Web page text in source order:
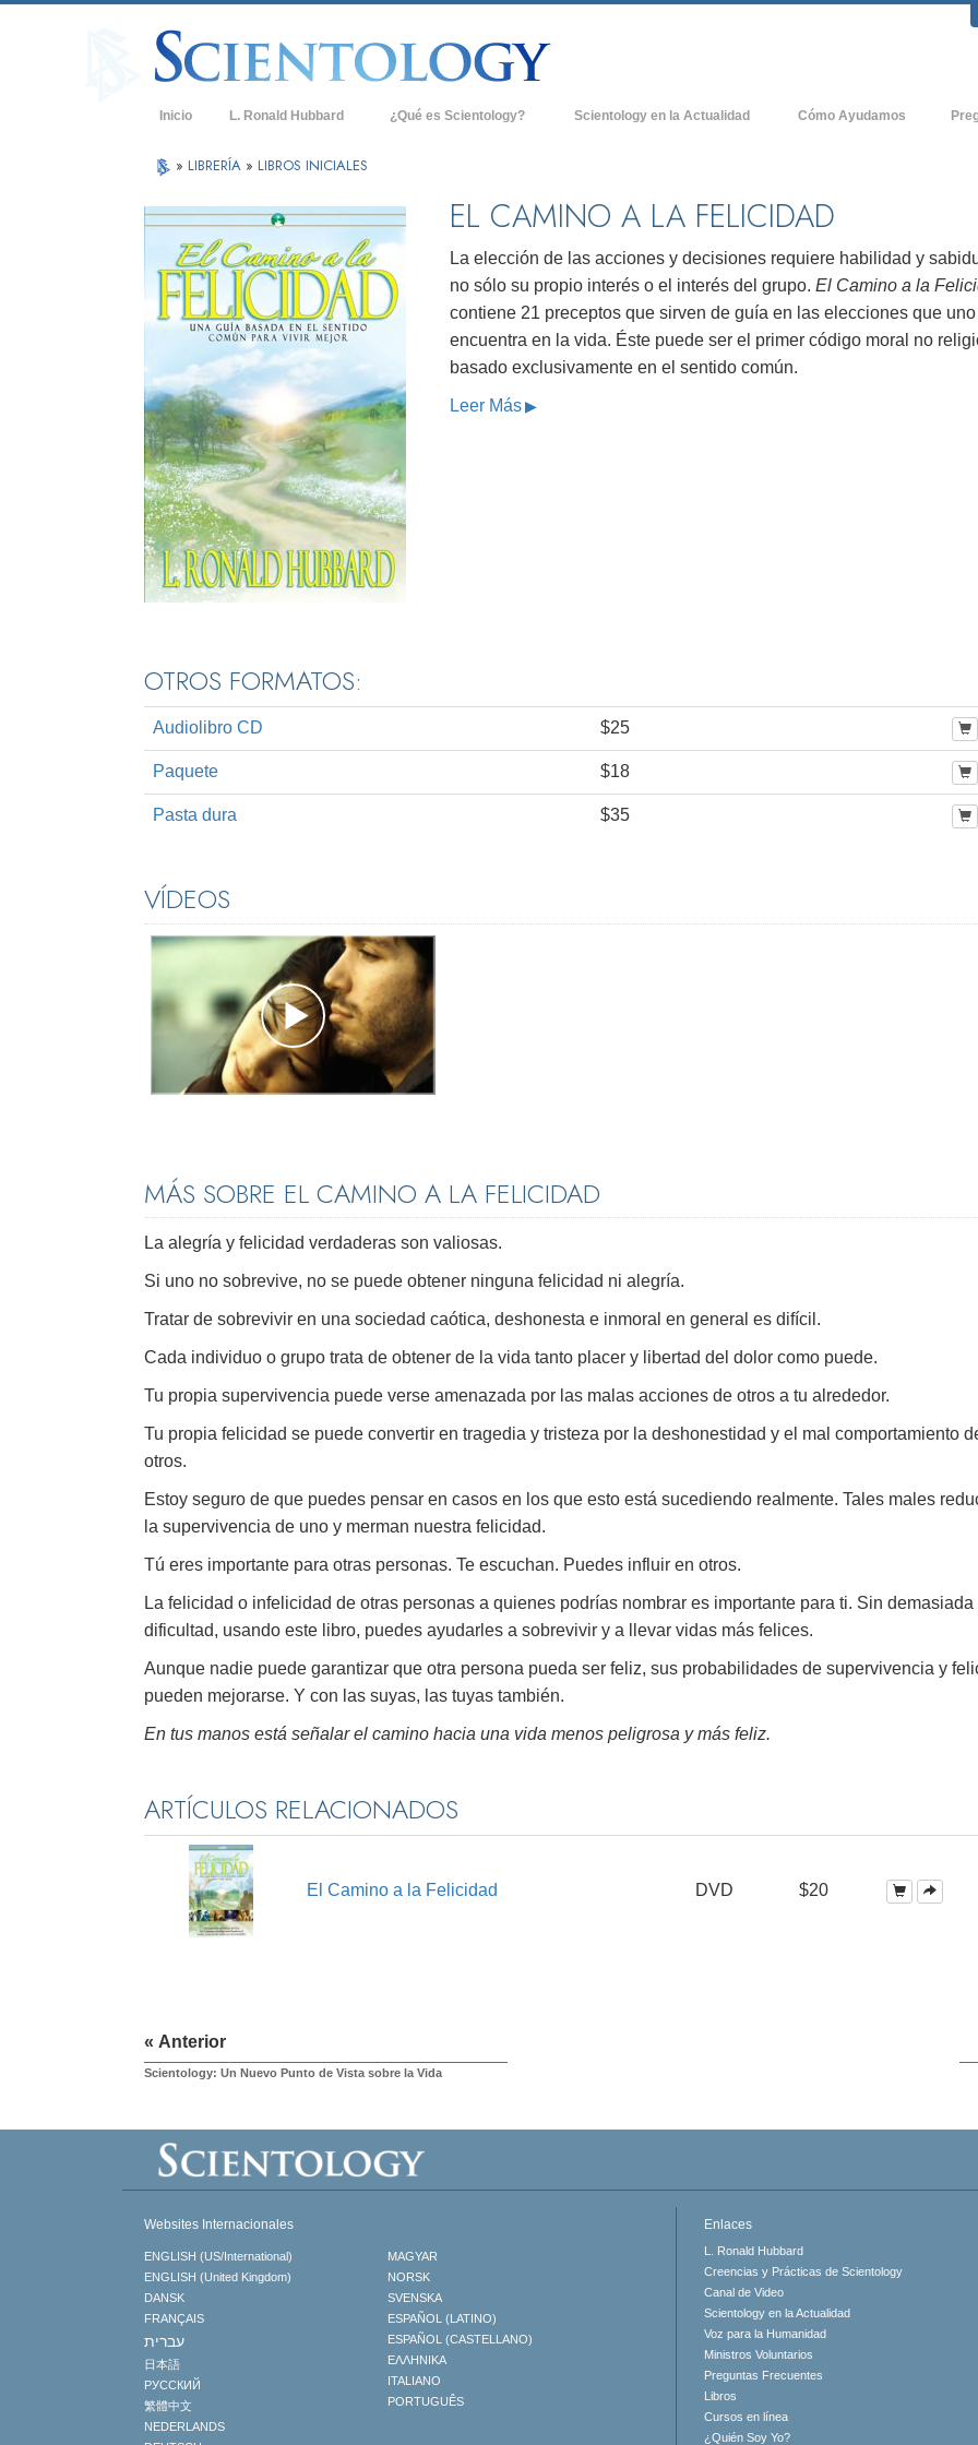
Inicio L. Ronald Hubbard ¿Qué es Scientology?
Qué dicen los Scientologists acerca de
Conoce a un Scientologist
Dentro de una Iglesia
Los Principios Básicos de Scientology
Una Introducción a Dianética
Amor y Odio: ¿Qué es Grandeza?
Scientology en la Actualidad
Base en Tierra de Flag
Freewinds
Llevando Scientology al Mundo
Cómo Ayudamos
La
» LIBRERÍA » LIBROS INICIALES
EL CAMINO A LA FELICIDAD
La elección de las acciones y decisiones requiere habilidad y
no sólo su propio interés o el interés del grupo. El Camino a la
contiene 21 preceptos que sirven de guía en las elecciones que
encuentra en la vida. Éste puede ser el primer código moral no
basado exclusivamente en el sentido común.
Leer Más
OTROS FORMATOS:
Audiolibro CD $25
Paquete $18
Pasta dura $35
VÍDEOS
MÁS SOBRE EL CAMINO A LA FELICIDAD
La alegría y felicidad verdaderas son valiosas.
Si uno no sobrevive, no se puede obtener ninguna felicidad ni alegría.
Tratar de sobrevivir en una sociedad caótica, deshonesta e inmoral en general es difícil.
Cada individuo o grupo trata de obtener de la vida tanto placer y libertad del dolor como puede.
Tu propia supervivencia puede verse amenazada por las malas acciones de otros a tu alrededor.
Tu propia felicidad se puede convertir en tragedia y tristeza por la deshonestidad y el mal comportamiento
otros.
Estoy seguro de que puedes pensar en casos en los que esto está sucediendo realmente. Tales males
la supervivencia de uno y merman nuestra felicidad.
Tú eres importante para otras personas. Te escuchan. Puedes influir en otros.
La felicidad o infelicidad de otras personas a quienes podrías nombrar es importante para ti. Sin demasiada
dificultad, usando este libro, puedes ayudarles a sobrevivir y a llevar vidas más felices.
Aunque nadie puede garantizar que otra persona pueda ser feliz, sus probabilidades de supervivencia y
pueden mejorarse. Y con las suyas, las tuyas también.
En tus manos está señalar el camino hacia una vida menos peligrosa y más feliz.
ARTÍCULOS RELACIONADOS
El Camino a la Felicidad DVD $20
« Anterior
Scientology: Un Nuevo Punto de Vista sobre la Vida
Websites Internacionales
ENGLISH (US/International)
ENGLISH (United Kingdom)
DANSK
FRANÇAIS
עברית
日本語
РУССКИЙ
繁體中文
NEDERLANDS
MAGYAR
NORSK
SVENSKA
ESPAÑOL (LATINO)
ESPAÑOL (CASTELLANO)
ΕΛΛΗΝΙΚA
ITALIANO
PORTUGUÊS
Enlaces
L. Ronald Hubbard
Creencias y Prácticas de Scientology
Canal de Video
Scientology en la Actualidad
Voz para la Humanidad
Ministros Voluntarios
Preguntas Frecuentes
Libros
Cursos en línea
¿Quién Soy Yo?